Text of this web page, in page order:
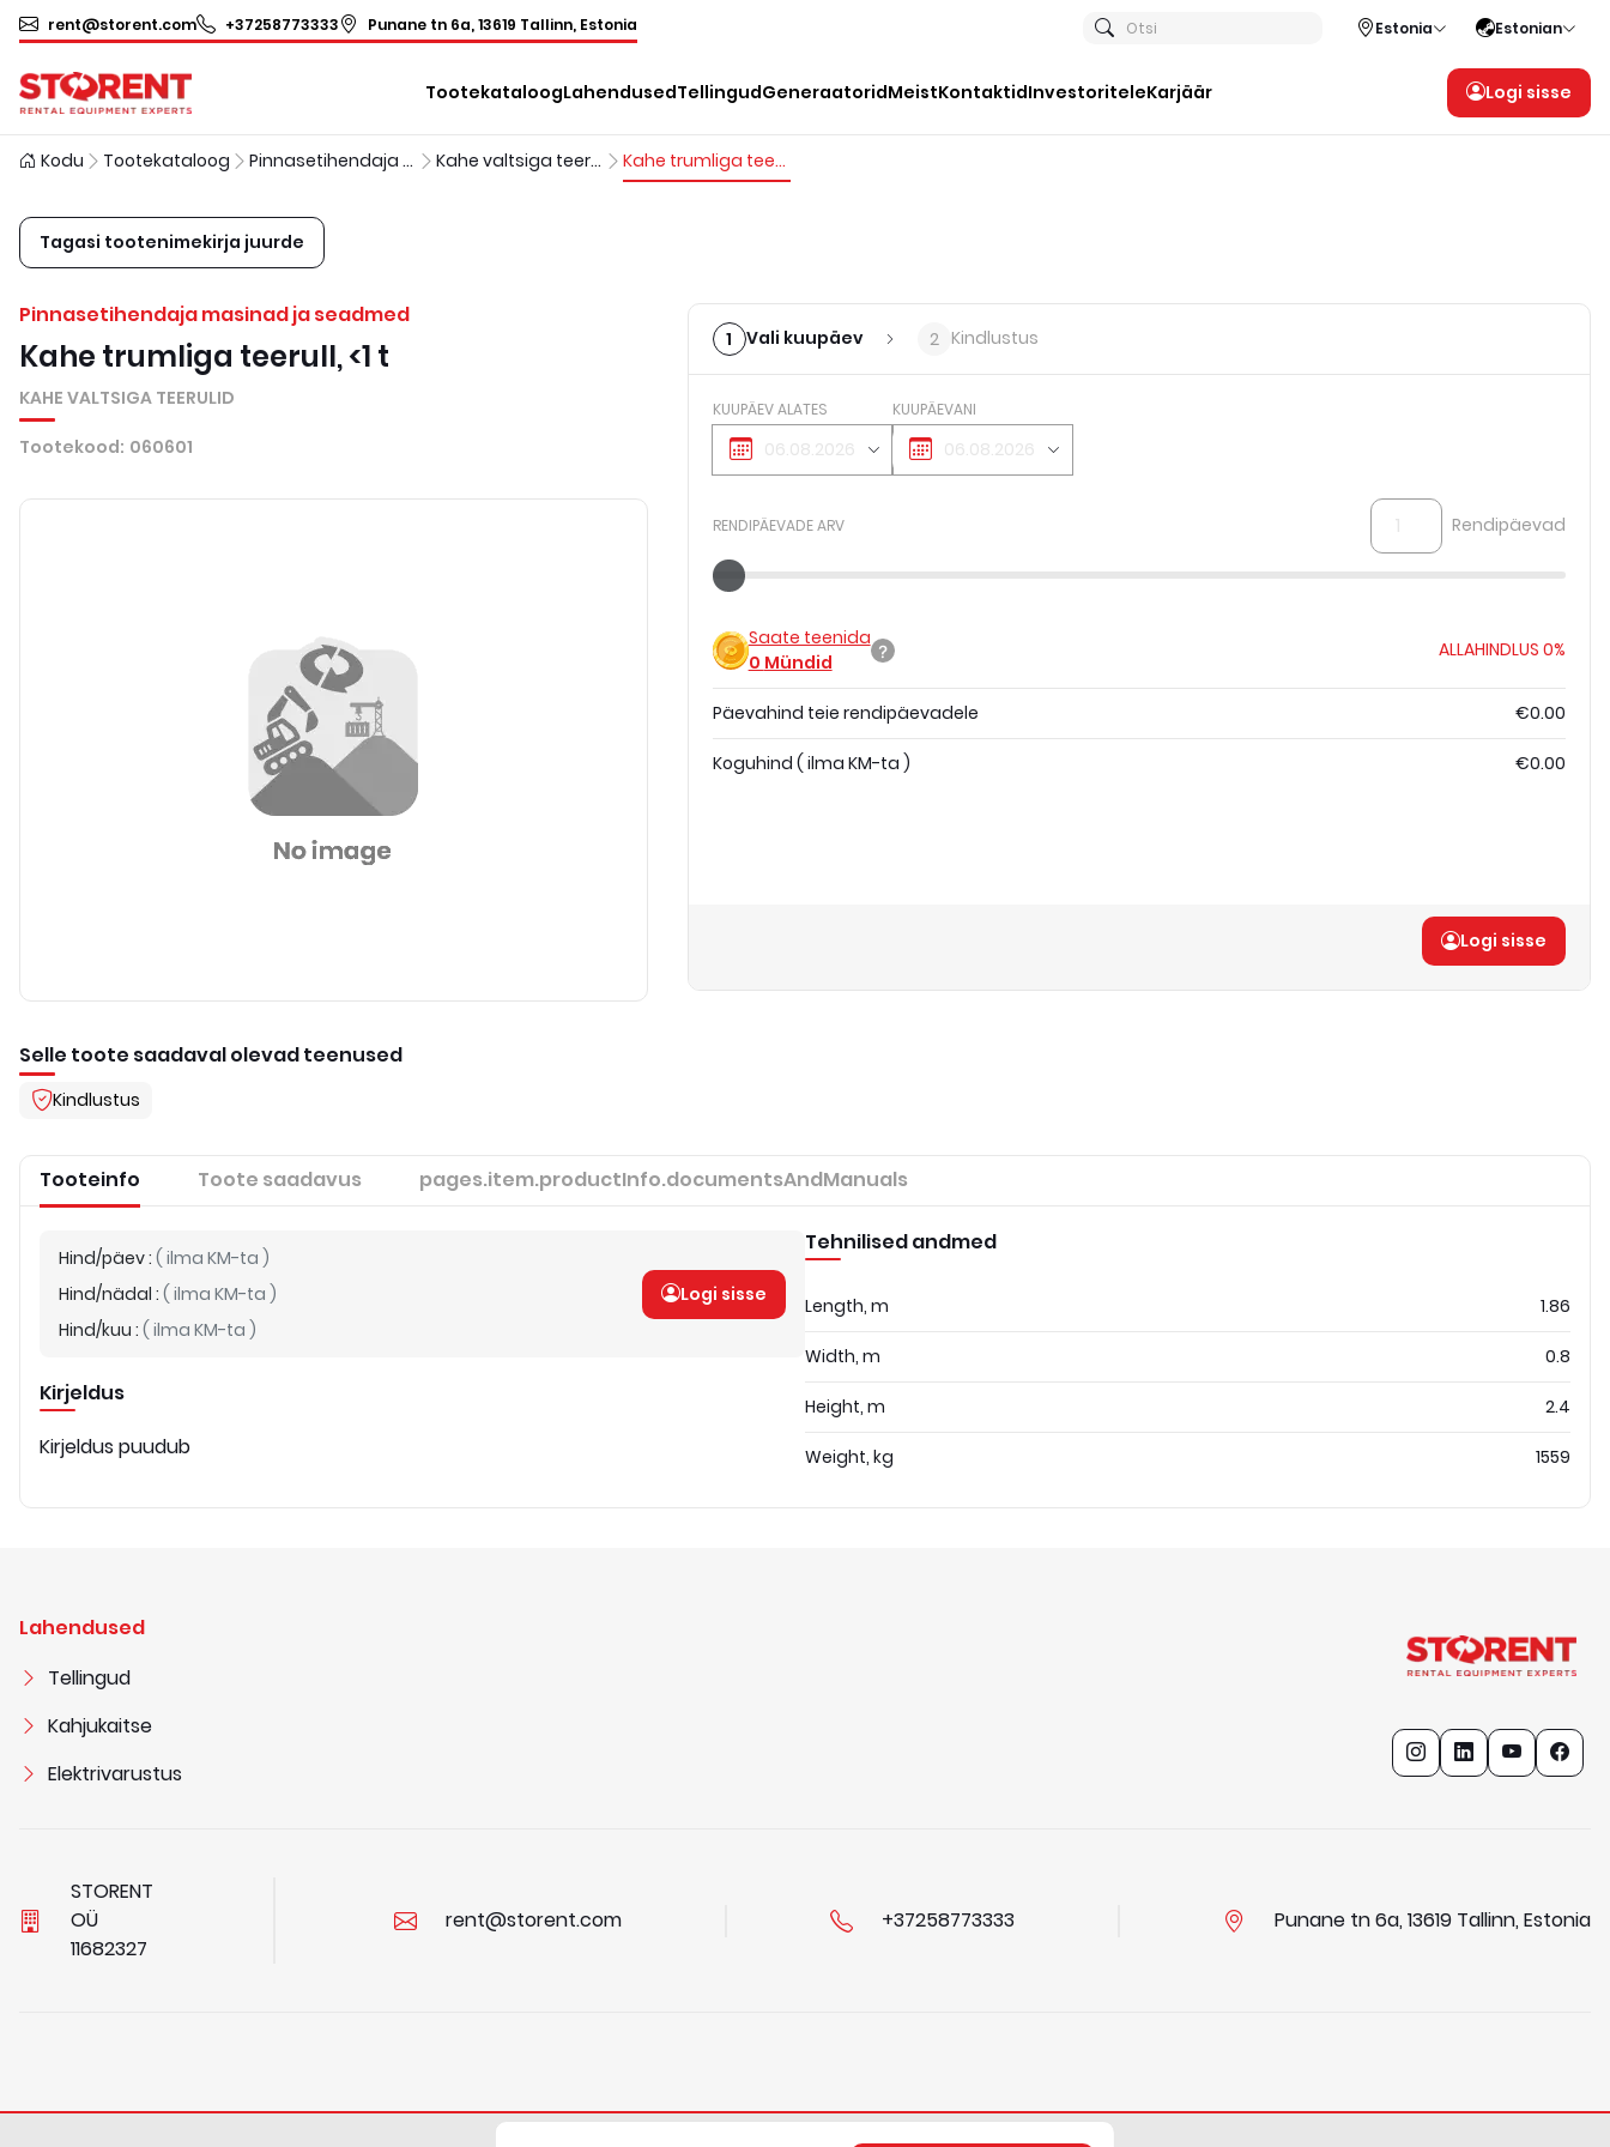
rent@storent.com +37258773333 Punane tn 6a, 13619 Tallinn, Estonia Otsi Estonia Estonian
TootekataloogLahendusedTellingudGeneraatoridMeistKontaktidInvestoriteleKarjäär Logi sisse
Kodu Tootekataloog Pinnasetihendaja masinad ja seadmed Kahe valtsiga teerulid Kahe trumliga teerull, <1 t
Tagasi tootenimekirja juurde
Pinnasetihendaja masinad ja seadmed
Kahe trumliga teerull, <1 t
KAHE VALTSIGA TEERULID
Tootekood: 060601
Selle toote saadaval olevad teenused
Kindlustus
1 Vali kuupäev 2 Kindlustus
KUUPÄEV ALATES KUUPÄEVANI
RENDIPÄEVADE ARV Rendipäevad
Saate teenida
0 Mündid
ALLAHINDLUS 0%
Päevahind teie rendipäevadele €0.00
Koguhind ( ilma KM-ta ) €0.00
Logi sisse
Tooteinfo Toote saadavus pages.item.productInfo.documentsAndManuals
Hind/päev: ( ilma KM-ta )
Hind/nädal : ( ilma KM-ta )
Hind/kuu : ( ilma KM-ta )
Logi sisse
Kirjeldus
Kirjeldus puudub
Tehnilised andmed
Length, m 1.86
Width, m 0.8
Height, m 2.4
Weight, kg 1559
Lahendused
Tellingud
Kahjukaitse
Elektrivarustus
STORENT
OÜ
11682327
rent@storent.com +37258773333 Punane tn 6a, 13619 Tallinn, Estonia